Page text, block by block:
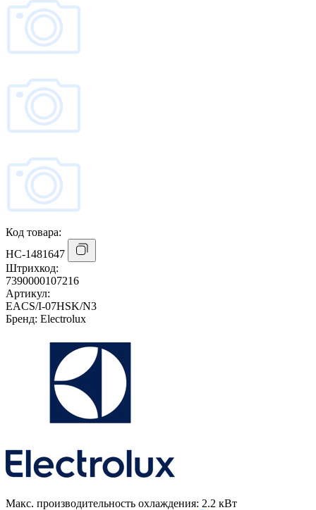
Код товара:
НС-1481647
Штрихкод:
7390000107216
Артикул:
EACS/I-07HSK/N3
Бренд: Electrolux
Макс. производительность охлаждения: 2.2 кВт